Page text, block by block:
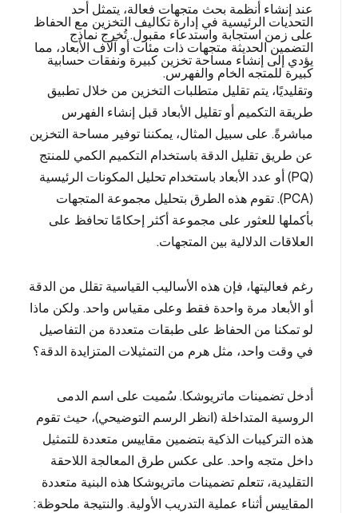
عند إنشاء أنظمة بحث متجهات فعالة، يتمثل أحد
التحديات الرئيسية في إدارة تكاليف التخزين مع الحفاظ
على زمن استجابة واستدعاء مقبول. تُخرج نماذج
التضمين الحديثة متجهات ذات مئات أو آلاف الأبعاد، مما
يؤدي إلى إنشاء مساحة تخزين كبيرة ونفقات حسابية
كبيرة للمتجه الخام والفهرس.
وتقليديًا، يتم تقليل متطلبات التخزين من خلال تطبيق
طريقة التكميم أو تقليل الأبعاد قبل إنشاء الفهرس
مباشرةً. على سبيل المثال، يمكننا توفير مساحة التخزين
عن طريق تقليل الدقة باستخدام التكميم الكمي للمنتج
(PQ) أو عدد الأبعاد باستخدام تحليل المكونات الرئيسية
(PCA). تقوم هذه الطرق بتحليل مجموعة المتجهات
بأكملها للعثور على مجموعة أكثر إحكامًا تحافظ على
العلاقات الدلالية بين المتجهات.
رغم فعاليتها، فإن هذه الأساليب القياسية تقلل من الدقة
أو الأبعاد مرة واحدة فقط وعلى مقياس واحد. ولكن ماذا
لو تمكنا من الحفاظ على طبقات متعددة من التفاصيل
في وقت واحد، مثل هرم من التمثيلات المتزايدة الدقة؟
أدخل تضمينات ماتريوشكا. سُميت على اسم الدمى
الروسية المتداخلة (انظر الرسم التوضيحي)، حيث تقوم
هذه التركيبات الذكية بتضمين مقاييس متعددة للتمثيل
داخل متجه واحد. على عكس طرق المعالجة اللاحقة
التقليدية، تتعلم تضمينات ماتريوشكا هذه البنية متعددة
المقاييس أثناء عملية التدريب الأولية. والنتيجة ملحوظة: